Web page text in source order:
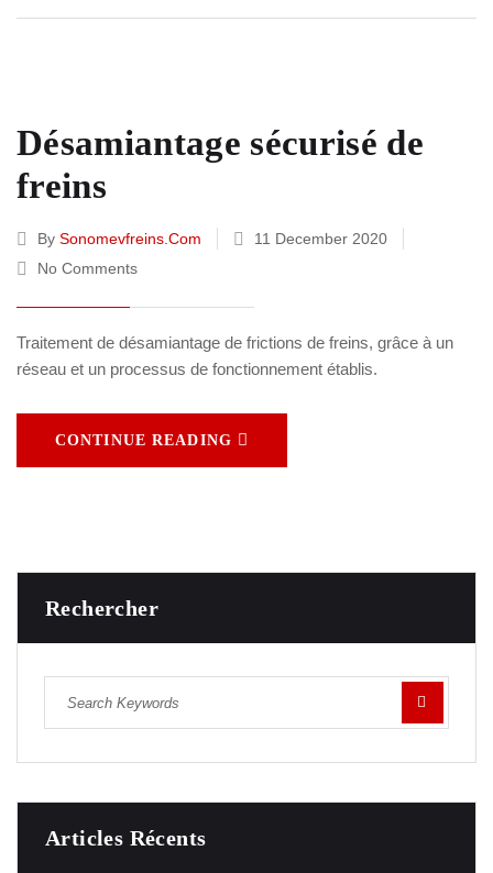
Désamiantage sécurisé de
freins
By Sonomevfreins.com
11 December 2020
No Comments
Traitement de désamiantage de frictions de freins, grâce à un
réseau et un processus de fonctionnement établis.
CONTINUE READING
Rechercher
Articles Récents